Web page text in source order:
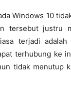
Windows 10
tersebut justru
terjadi
terhubung ke
tidak menutup